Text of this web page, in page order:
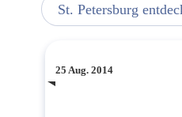
St. Petersburg
25 Aug. 2014